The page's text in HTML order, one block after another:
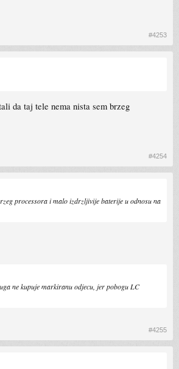
#4253
da taj tele nema nista sem brzeg
#4254
processora i malo izdrzljivije baterije u odnosu na
ne kupuje markiranu odjecu, jer pobogu LC
#4255